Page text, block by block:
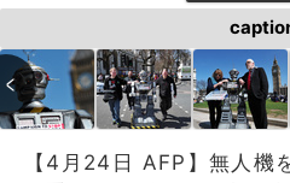
【4月24日 AFP】無人機